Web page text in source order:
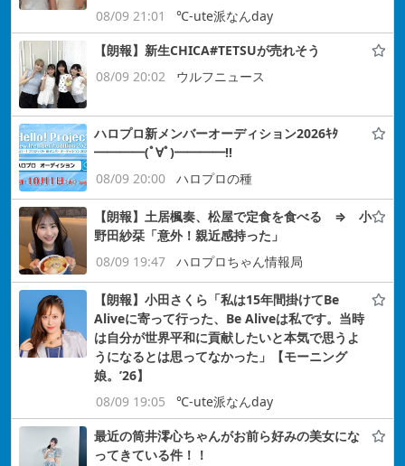
08/09 21:01
℃-ute派なんday
【朗報】新生CHICA#TETSUが売れそう
08/09 20:02
ウルフニュース
ハロプロ新メンバーオーディション2026ｷﾀ
━━━━(ﾟ∀ﾟ)━━━━!!
08/09 20:00
ハロプロの種
【朗報】土居楓奏、松屋で定食を食べる ⇒ 小
野田紗栞「意外！親近感持った」
08/09 19:47
ハロプロちゃん情報局
【朗報】小田さくら「私は15年間掛けてBe
Aliveに寄って行った、Be Aliveは私です。当時
は自分が世界平和に貢献したいと本気で思うよ
うになるとは思ってなかった」【モーニング
娘。’26】
08/09 19:05
℃-ute派なんday
最近の筒井澪心ちゃんがお前ら好みの美女にな
ってきている件！！